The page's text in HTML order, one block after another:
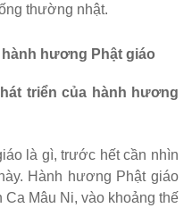
thường nhật.
hương Phật giáo
triển của hành hương
là gì, trước hết cần nhìn
Hành hương Phật giáo
Mâu Ni, vào khoảng thế